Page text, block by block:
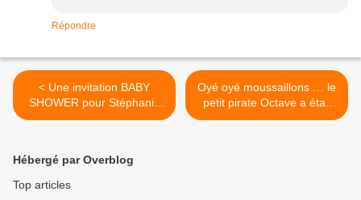
Répondre
< Une invitation BABY
SHOWER pour Stéphanie
….
Oyé oyé moussaillons … le
petit pirate Octave a était
baptisé … >
Hébergé par Overblog
Top articles